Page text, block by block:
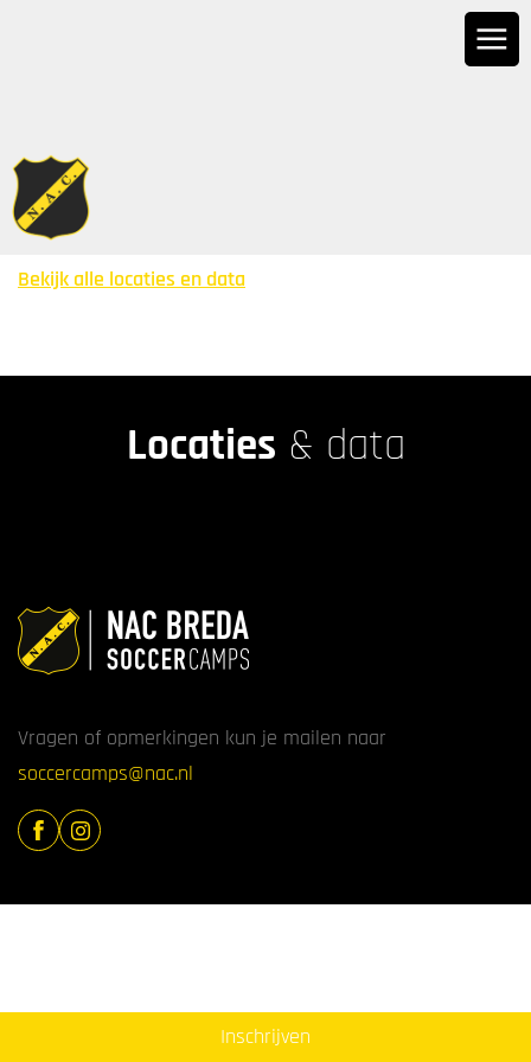
Inschrijven
Bekijk alle locaties en data
Locaties & data
Vragen of opmerkingen kun je mailen naar
soccercamps@nac.nl